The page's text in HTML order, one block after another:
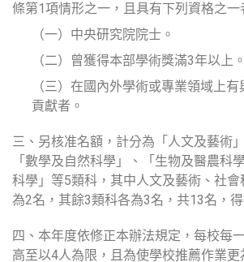
條第1項情形之一，且具有下列資格之一
（一）中央研究院院士。
（二）曾獲得本部學術獎滿3年以上。
（三）在國內外學術或專業領域上
貢獻者。
三、另核准名額，計分為「人文及藝術
「數學及自然科學」、「生物及醫農科
科學」等5類科，其中人文及藝術、社
為2名，其餘3類科各為3名，共13名，得
四、本年度依修正本辦法規定，每校每
高至以4人為限，且為使學校推薦作業